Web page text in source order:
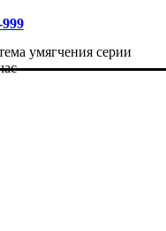
умягчения серии